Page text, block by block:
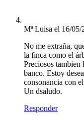
Mª Luisa el 16/05/
No me extraña,
la finca como el
Preciosos tambien
banco. Estoy
consonancia con
Un dsaludo.
Responder